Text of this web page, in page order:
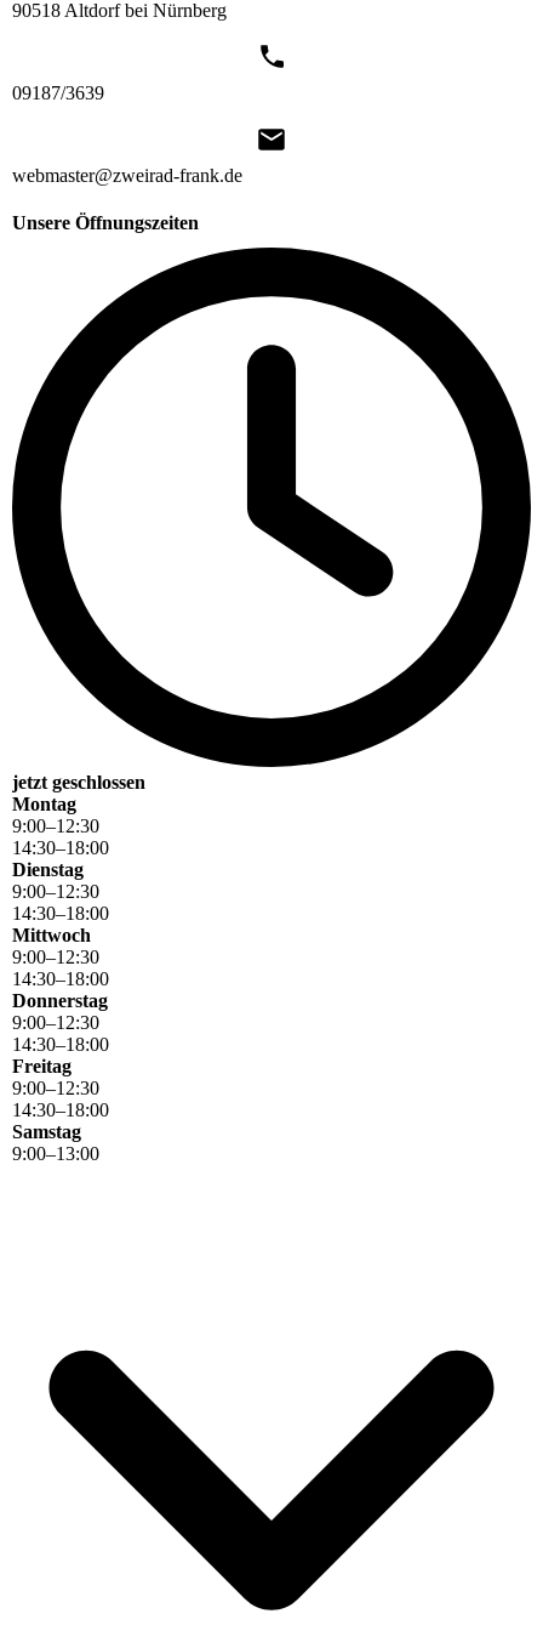
90518 Altdorf bei Nürnberg
09187/3639
webmaster@zweirad-frank.de
Unsere Öffnungszeiten
jetzt geschlossen
Montag
9:00–12:30
14:30–18:00
Dienstag
9:00–12:30
14:30–18:00
Mittwoch
9:00–12:30
14:30–18:00
Donnerstag
9:00–12:30
14:30–18:00
Freitag
9:00–12:30
14:30–18:00
Samstag
9:00–13:00